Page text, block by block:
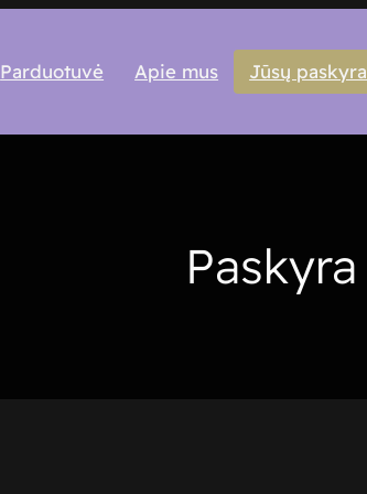
Parduotuvė Apie mus Jūsų paskyra
Paskyra